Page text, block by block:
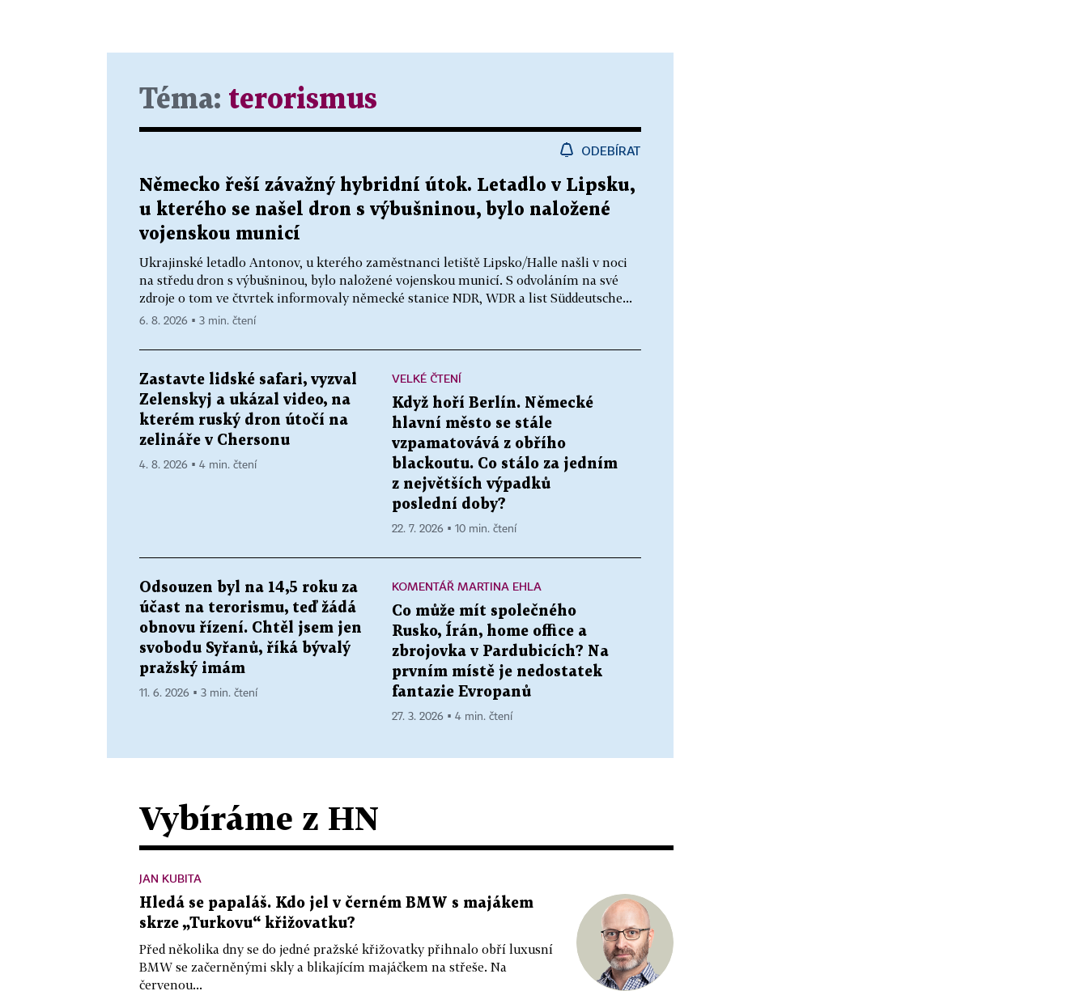
Téma: terorismus
ODEBÍRAT
Německo řeší závažný hybridní útok. Letadlo v Lipsku,
u kterého se našel dron s výbušninou, bylo naložené
vojenskou municí
Ukrajinské letadlo Antonov, u kterého zaměstnanci letiště Lipsko/Halle našli v noci
na středu dron s výbušninou, bylo naložené vojenskou municí. S odvoláním na své
zdroje o tom ve čtvrtek informovaly německé stanice NDR, WDR a list Süddeutsche...
6. 8. 2026 ▪ 3 min. čtení
Zastavte lidské safari, vyzval
Zelenskyj a ukázal video, na
kterém ruský dron útočí na
zelináře v Chersonu
4. 8. 2026 ▪ 4 min. čtení
VELKÉ ČTENÍ
Když hoří Berlín. Německé
hlavní město se stále
vzpamatovává z obřího
blackoutu. Co stálo za jedním
z největších výpadků
poslední doby?
22. 7. 2026 ▪ 10 min. čtení
Odsouzen byl na 14,5 roku za
účast na terorismu, teď žádá
obnovu řízení. Chtěl jsem jen
svobodu Syřanů, říká bývalý
pražský imám
11. 6. 2026 ▪ 3 min. čtení
KOMENTÁŘ MARTINA EHLA
Co může mít společného
Rusko, Írán, home office a
zbrojovka v Pardubicích? Na
prvním místě je nedostatek
fantazie Evropanů
27. 3. 2026 ▪ 4 min. čtení
Vybíráme z HN
JAN KUBITA
Hledá se papaláš. Kdo jel v černém BMW s majákem
skrze „Turkovu“ křižovatku?
Před několika dny se do jedné pražské křižovatky přihnalo obří luxusní
BMW se začerněnými skly a blikajícím majáčkem na střeše. Na
červenou...